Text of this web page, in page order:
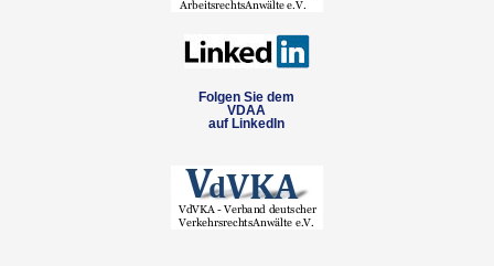
Folgen Sie dem
VDAA
auf LinkedIn